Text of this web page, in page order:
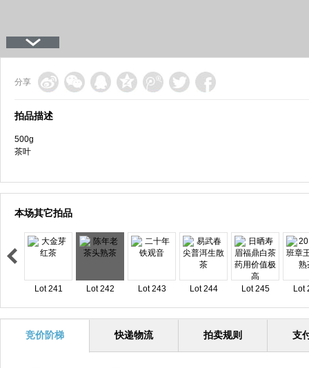
分享
拍品描述
500g
茶叶
本场其它拍品
Lot 241 Lot 242 Lot 243 Lot 244 Lot 245 Lot
竞价阶梯 快递物流 拍卖规则 支